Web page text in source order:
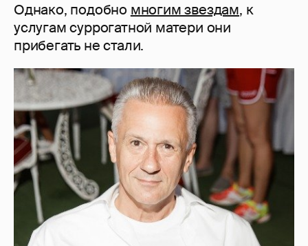
Однако, подобно многим звездам, к
услугам суррогатной матери они
прибегать не стали.